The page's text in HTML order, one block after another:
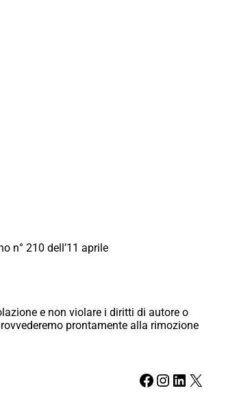
n° 210 dell’11 aprile
e non violare i diritti di autore o
prontamente alla rimozione
Facebook Instagram LinkedIn X